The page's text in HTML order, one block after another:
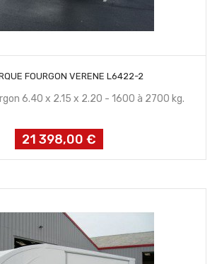
FOURGON VERENE L6422-2
6.40 x 2.15 x 2.20 - 1600 à 2700 kg.
Prix
21 398,00 €